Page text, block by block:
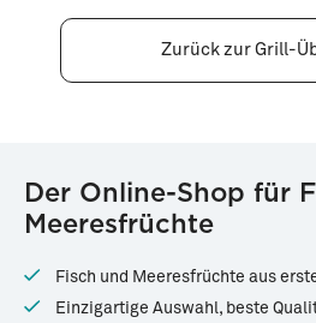
Zurück zur Grill-
Der Online-Shop für
Meeresfrüchte
Fisch und Meeresfrüchte aus
Einzigartige Auswahl, beste